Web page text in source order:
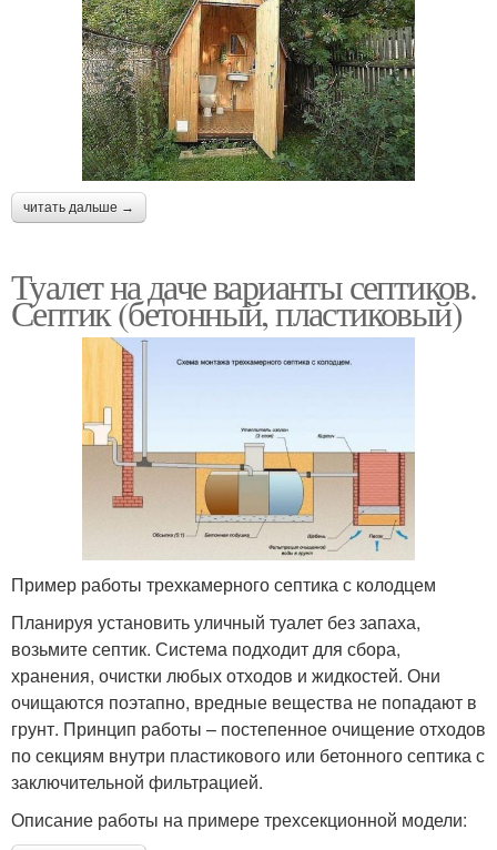
читать дальше →
Туалет на даче варианты септиков.
Септик (бетонный, пластиковый)
Пример работы трехкамерного септика с колодцем
Планируя установить уличный туалет без запаха,
возьмите септик. Система подходит для сбора,
хранения, очистки любых отходов и жидкостей. Они
очищаются поэтапно, вредные вещества не попадают в
грунт. Принцип работы – постепенное очищение отходов
по секциям внутри пластикового или бетонного септика с
заключительной фильтрацией.
Описание работы на примере трехсекционной модели: